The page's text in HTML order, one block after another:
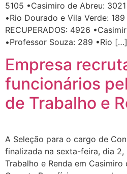
5105 •Casimiro de Abreu:
•Rio Dourado e Vila Verde:
RECUPERADOS: 4926
•Professor Souza: 289 •Rio […]
Empresa
funcionários
de Trabalho e
A Seleção para o cargo de
finalizada na sexta-feira, dia 2,
Trabalho e Renda em Casimiro